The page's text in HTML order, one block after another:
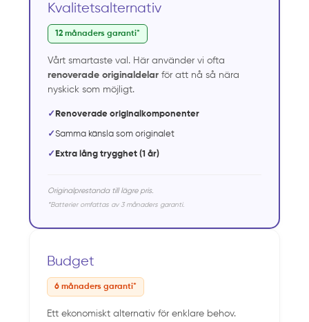
Kvalitetsalternativ
12 månaders garanti*
Vårt smartaste val. Här använder vi ofta
renoverade originaldelar för att nå så nära
nyskick som möjligt.
✓ Renoverade originalkomponenter
✓Samma känsla som originalet
✓ Extra lång trygghet (1 år)
Originalprestanda till lägre pris.
*Batterier omfattas av 3 månaders garanti.
Budget
6 månaders garanti*
Ett ekonomiskt alternativ för enklare behov.